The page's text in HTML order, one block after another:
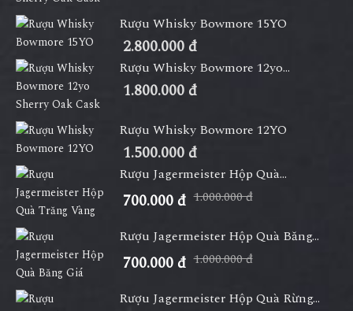
Rượu Whisky Bowmore 15YO
2.800.000 đ
Rượu Whisky Bowmore 12yo...
1.800.000 đ
Rượu Whisky Bowmore 12YO
1.500.000 đ
Rượu Jagermeister Hộp Quà...
700.000 đ 1.000.000 đ
Rượu Jagermeister Hộp Quà Băng...
700.000 đ 1.000.000 đ
Rượu Jagermeister Hộp Quà Rừng...